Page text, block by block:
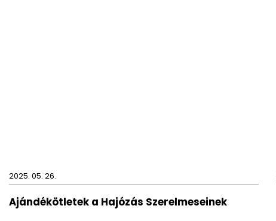
2025. 05. 26.
Ajándékötletek a Hajózás Szerelmeseinek